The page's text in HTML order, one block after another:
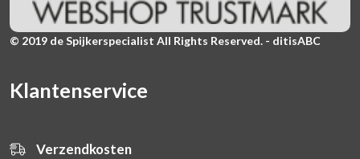
© 2019 de Spijkerspecialist All Rights Reserved. - ditisABC
Klantenservice
Verzendkosten